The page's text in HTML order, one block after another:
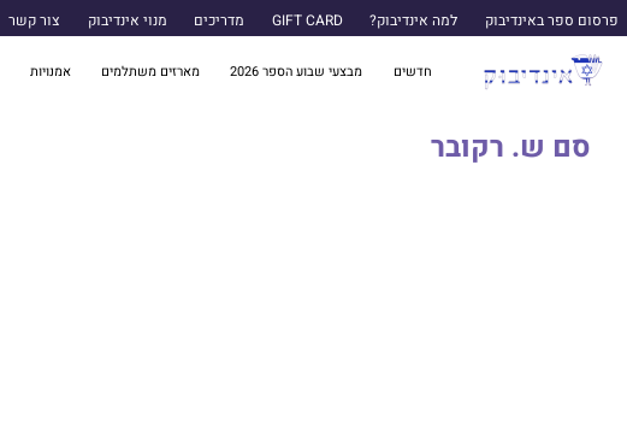
פרסום ספר באינדיבוק למה אינדיבוק? GIFT CARD מדריכים מנוי אינדיבוק צור קשר
חדשים מבצעי שבוע הספר 2026 מארזים משתלמים אמנויות
סם ש. רקובר